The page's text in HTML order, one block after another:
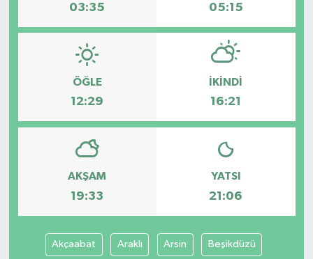
03:35 05:15
ÖĞLE
12:29
İKINDI
16:21
AKŞAM
19:33
YATSI
21:06
Akçaabat Araklı Arsin Beşikdüzü
Türkiye